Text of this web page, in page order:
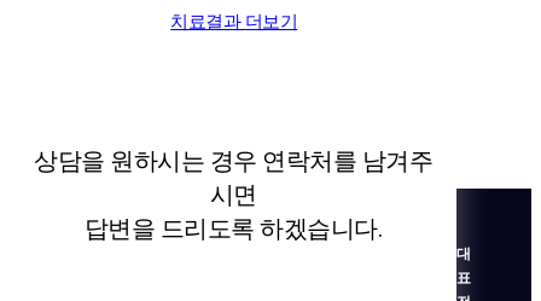
치료결과 더보기
상담을 원하시는 경우 연락처를 남겨주
시면
답변을 드리도록 하겠습니다.
대
표